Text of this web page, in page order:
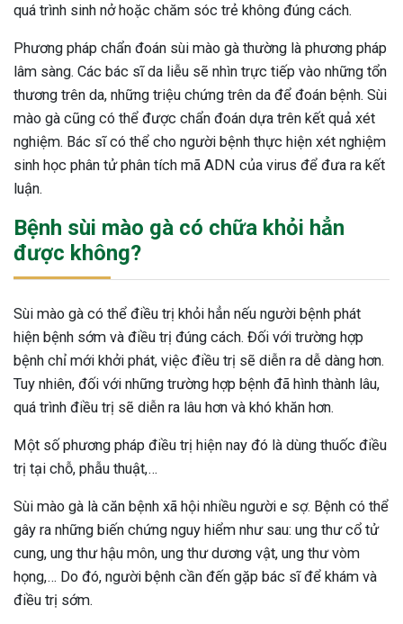
quá trình sinh nở hoặc chăm sóc trẻ không đúng cách.
Phương pháp chẩn đoán sùi mào gà thường là phương pháp
lâm sàng. Các bác sĩ da liễu sẽ nhìn trực tiếp vào những tổn
thương trên da, những triệu chứng trên da để đoán bệnh. Sùi
mào gà cũng có thể được chẩn đoán dựa trên kết quả xét
nghiệm. Bác sĩ có thể cho người bệnh thực hiện xét nghiệm
sinh học phân tử phân tích mã ADN của virus để đưa ra kết
luận.
Bệnh sùi mào gà có chữa khỏi hẳn
được không?
Sùi mào gà có thể điều trị khỏi hẳn nếu người bệnh phát
hiện bệnh sớm và điều trị đúng cách. Đối với trường hợp
bệnh chỉ mới khởi phát, việc điều trị sẽ diễn ra dễ dàng hơn.
Tuy nhiên, đối với những trường hợp bệnh đã hình thành lâu,
quá trình điều trị sẽ diễn ra lâu hơn và khó khăn hơn.
Một số phương pháp điều trị hiện nay đó là dùng thuốc điều
trị tại chỗ, phẫu thuật,…
Sùi mào gà là căn bệnh xã hội nhiều người e sợ. Bệnh có thể
gây ra những biến chứng nguy hiểm như sau: ung thư cổ tử
cung, ung thư hậu môn, ung thư dương vật, ung thư vòm
họng,… Do đó, người bệnh cần đến gặp bác sĩ để khám và
điều trị sớm.